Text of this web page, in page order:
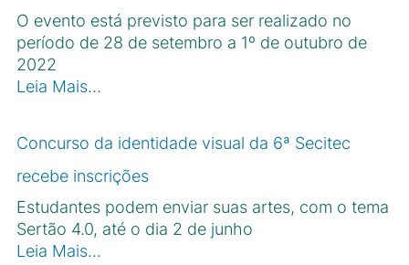
O evento está previsto para ser realizado no
período de 28 de setembro a 1º de outubro de
2022
Leia Mais…
Concurso da identidade visual da 6ª Secitec
recebe inscrições
Estudantes podem enviar suas artes, com o tema
Sertão 4.0, até o dia 2 de junho
Leia Mais…